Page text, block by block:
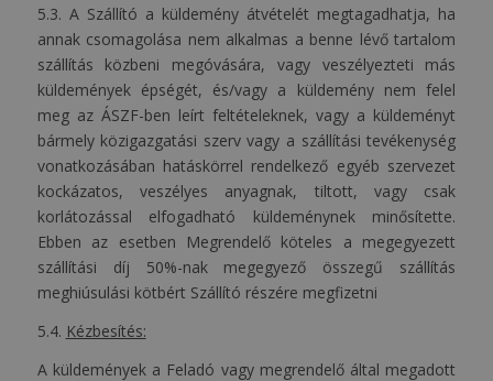
5.3. A Szállító a küldemény átvételét megtagadhatja, ha
annak csomagolása nem alkalmas a benne lévő tartalom
szállítás közbeni megóvására, vagy veszélyezteti más
küldemények épségét, és/vagy a küldemény nem felel
meg az ÁSZF-ben leírt feltételeknek, vagy a küldeményt
bármely közigazgatási szerv vagy a szállítási tevékenység
vonatkozásában hatáskörrel rendelkező egyéb szervezet
kockázatos, veszélyes anyagnak, tiltott, vagy csak
korlátozással elfogadható küldeménynek minősítette.
Ebben az esetben Megrendelő köteles a megegyezett
szállítási díj 50%-nak megegyező összegű szállítás
meghiúsulási kötbért Szállító részére megfizetni
5.4. Kézbesítés:
A küldemények a Feladó vagy megrendelő által megadott